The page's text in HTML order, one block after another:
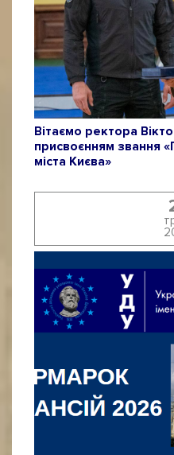
Вітаємо ректора
присвоєнням звання
міста Києва»